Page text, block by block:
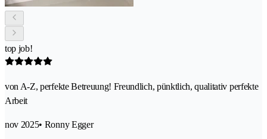
top job!
von A-Z, perfekte Betreuung! Freundlich, pünktlich, qualitativ perfekte
Arbeit
nov 2025• Ronny Egger